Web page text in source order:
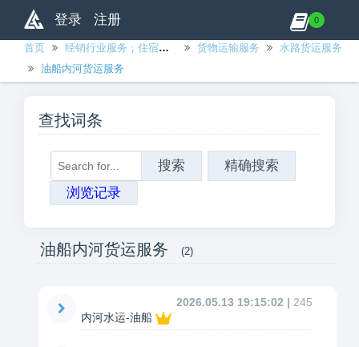
0
登录 注册
首页 经销行业服务；住宿；食品和饮料服务；运输服务；及公用事业分配服务 货物运输服务
水路货运服务
油船内河货运服务
查找词条
搜索
精确搜索
浏览记录
油船内河货运服务 (2)
2026.05.13 19:15:02 | 245
内河水运-油船